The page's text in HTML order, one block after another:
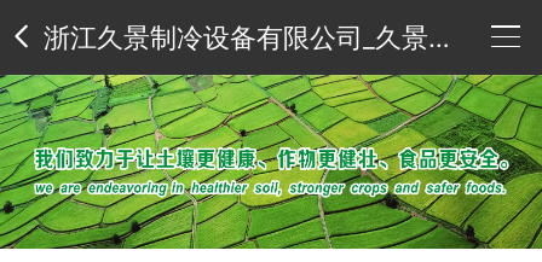
浙江久景制冷设备有限公司_久景冰箱_久景制冰机
公
司
介
供
应 新